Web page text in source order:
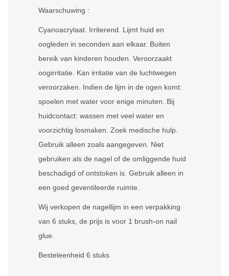
Waarschuwing :
Cyanoacrylaat. Irriterend. Lijmt huid en
oogleden in seconden aan elkaar. Buiten
bereik van kinderen houden. Veroorzaakt
oogirritatie. Kan irritatie van de luchtwegen
veroorzaken. Indien de lijm in de ogen komt:
spoelen met water voor enige minuten. Bij
huidcontact: wassen met veel water en
voorzichtig losmaken. Zoek medische hulp.
Gebruik alleen zoals aangegeven. Niet
gebruiken als de nagel of de omliggende huid
beschadigd of ontstoken is. Gebruik alleen in
een goed geventileerde ruimte.
Wij verkopen de nagellijm in een verpakking
van 6 stuks, de prijs is voor 1 brush-on nail
glue.
Besteleenheid 6 stuks